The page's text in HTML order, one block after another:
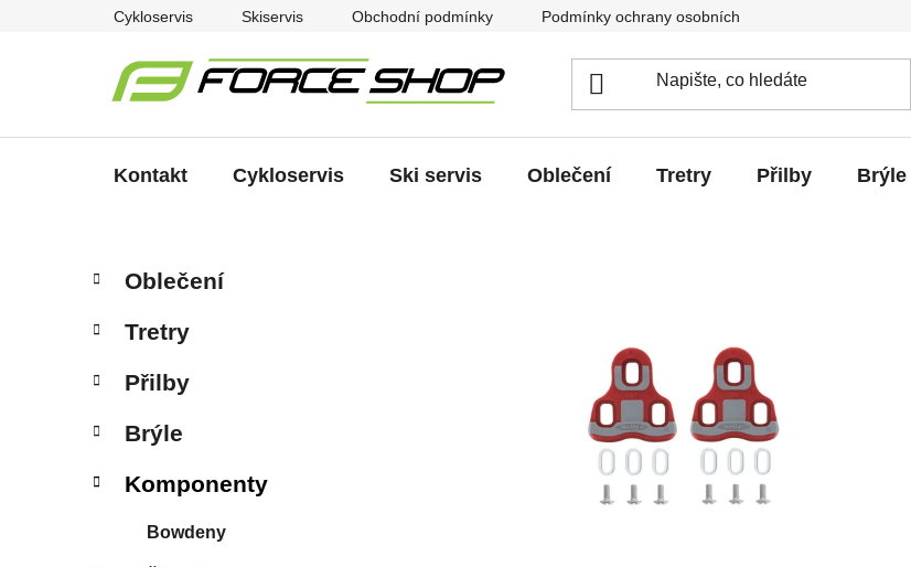
Cykloservis Skiservis Obchodní podmínky Podmínky ochrany osobních údajů
Kontakt Cykloservis Ski servis Oblečení Tretry Přilby Brýle
P
s
r
n
n
kategorie
a
e
o
i
Oblečení
Tretry
Přilby
Brýle
Komponenty
Bowdeny